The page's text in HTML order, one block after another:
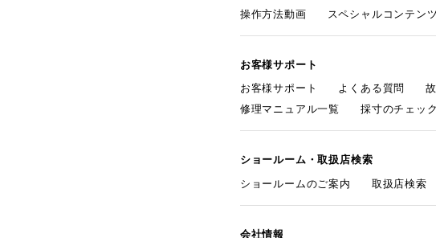
操作方法動画
スペシャルコンテンツ
お客様サポート
お客様サポート
よくある質問
修理マニュアル一覧
採寸のチェッ
ショールーム・取扱店検索
ショールームのご案内
取扱店検索
会社情報